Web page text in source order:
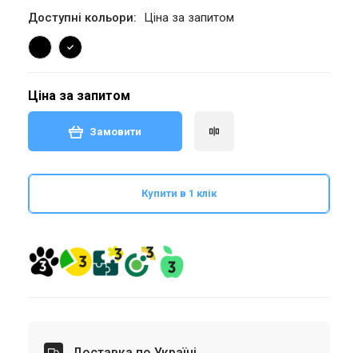
Доступні кольори: Ціна за запитом
Ціна за запитом
Замовити
Купити в 1 клік